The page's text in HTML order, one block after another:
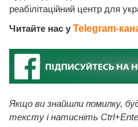
реабілітаційний центр для
Читайте нас у Telegram-
Якщо ви знайшли помилку,
тексту і натисніть